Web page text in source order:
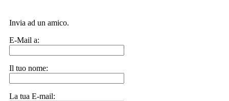
Invia ad un amico.
E-Mail a:
Il tuo nome:
La tua E-mail: